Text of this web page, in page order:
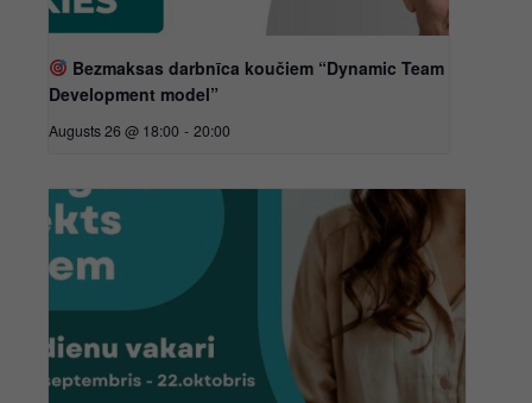
Bezmaksas darbnīca koučiem “Dynamic Team
Development model”
Augusts 26 @ 18:00 - 20:00